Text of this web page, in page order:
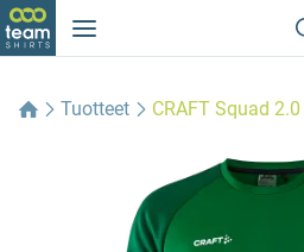
Tuotteet CRAFT Squad